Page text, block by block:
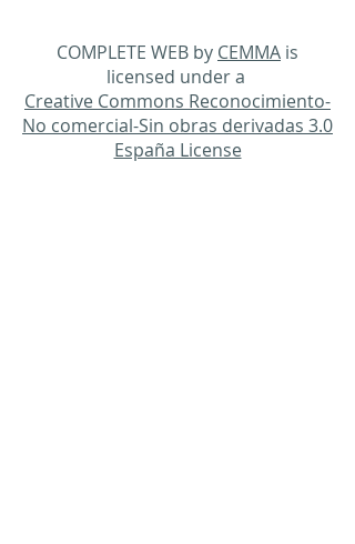
COMPLETE WEB by CEMMA is
licensed under a
Creative Commons Reconocimiento-
No comercial-Sin obras derivadas 3.0
España License